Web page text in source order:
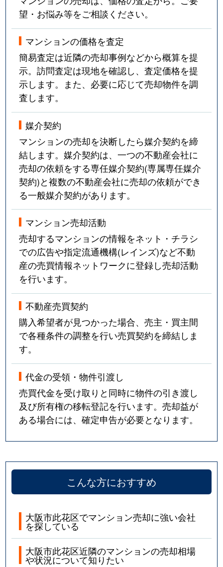
望・お悩み等をご相談ください。
マンションの価格を査定
簡易査定は近隣の売却事例などから概算を提
示。訪問査定は現地を確認し、査定価格を提
示します。また、必要に応じて売却物件を調
査します。
媒介契約
マンションの売却を決断したら媒介契約を締
結します。媒介契約は、一つの不動産会社に
売却の依頼をする専任媒介契約(専属専任媒介
契約)と複数の不動産会社に売却の依頼ができ
る一般媒介契約があります。
マンション売却活動
売却するマンションの情報をネット・チラシ
での広告や指定流通機構(レインズ)など不動
産の売買情報ネットワークに登録し売却活動
を行います。
不動産売買契約
購入希望者が見つかった場合、売主・買主間
で各種条件の調整を行い売買契約を締結しま
す。
代金の受領・物件引渡し
売買代金を受け取りと同時に物件の引き渡し
及び所有権の移転登記を行います。売却益が
ある場合には、確定申告が必要となります。
こんな方におすすめ
大阪市此花区でマンション売却に強い会社
を探している
大阪市此花区近隣のマンションの売却相場
や状況について知りたい